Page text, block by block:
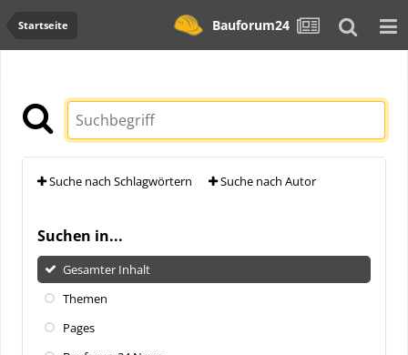
Startseite Bauforum24
Suche nach Schlagwörtern Suche nach Autor
Suchen in...
Gesamter Inhalt
Themen
Pages